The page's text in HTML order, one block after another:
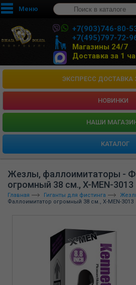
Меню
+7(903)746-80-
+7(495)797-72-
Магазины 24/7
Доставка за 1
ЭКСПРЕСС ДОСТАВКА
НОВИНКИ
HАШИ
КАТАЛОГ
Жезлы, фаллоимитаторы -
огромный 38 см., X-MEN-3013
Главная Гиганты для фистинга
Фаллоимитатор огромный 38 см., X-MEN-3013